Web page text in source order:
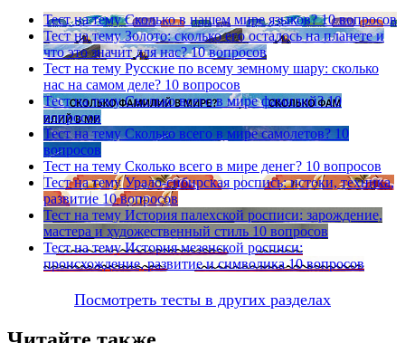
Тест на тему Сколько в нашем мире языков? 10 вопросов
Тест на тему Золото: сколько его осталось на планете и
что это значит для нас? 10 вопросов
Тест на тему Русские по всему земному шару: сколько
нас на самом деле? 10 вопросов
Тест на тему Сколько всего в мире фамилий? 10
вопросов
Тест на тему Сколько всего в мире самолетов? 10
вопросов
Тест на тему Сколько всего в мире денег? 10 вопросов
Тест на тему Урало-сибирская роспись: истоки, техника,
развитие 10 вопросов
Тест на тему История палехской росписи: зарождение,
мастера и художественный стиль 10 вопросов
Тест на тему История мезенской росписи:
происхождение, развитие и символика 10 вопросов
Посмотреть тесты в других разделах